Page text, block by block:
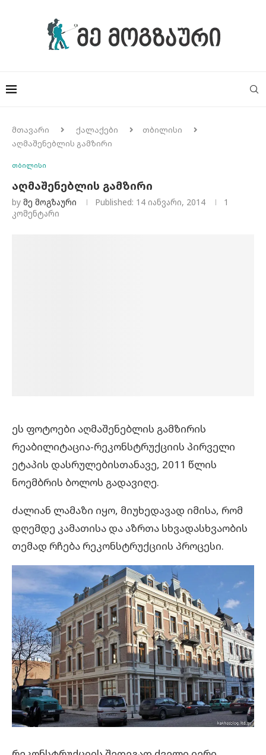
მთავარი ქალაქები
თბილისი
აღმაშენებლის გამზირი
თბილისი
აღმაშენებლის გამზირი
by Მე Მოგზაური Published: 14 იანვარი, 2014
1
კომენტარი
ეს ფოტოები აღმაშენებლის გამზირის
რეაბილიტაცია-რეკონსტრუქციის პირველი
ეტაპის დასრულებისთანავე, 2011 წლის
ნოემბრის ბოლოს გადავიღე.
ძალიან ლამაზი იყო, მიუხედავად იმისა, რომ
დღემდე კამათისა და აზრთა სხვადასხვაობის
თემად რჩება რეკონსტრუქციის პროცესი.